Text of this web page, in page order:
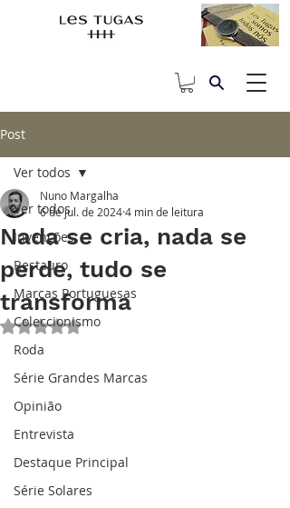
Post
Ver todos
Invenções
Restauro
Marcas Portuguesas
Coleccionismo
Roda
Série Grandes Marcas
Opinião
Entrevista
Destaque Principal
Série Solares
Ver todos
Nada se cria, nada se
perde, tudo se
transforma
Nuno Margalha
6 de jul. de 20244 min de leitura
Avaliado com NaN de 5 estrelas.